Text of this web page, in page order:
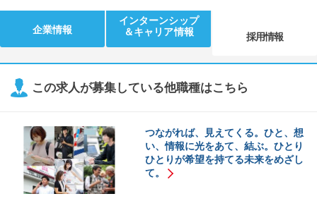
企業情報
インターンシップ
＆キャリア情報
採用情報
この求人が募集している他職種はこちら
つながれば、見えてくる。ひと、想
い、情報に光をあて、結ぶ。ひとり
ひとりが希望を持てる未来をめざし
て。